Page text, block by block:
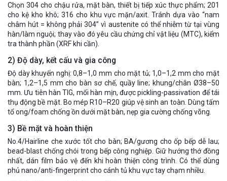
Chọn 304 cho chậu rửa, mặt bàn, thiết bị tiếp xúc thực phẩm; 201
cho kệ kho khô; 316 cho khu vực mặn/axit. Tránh dựa vào “nam
châm hút = không phải 304” vì austenite có thể nhiễm từ tại vùng
hàn/làm nguội; thay vào đó yêu cầu chứng chỉ vật liệu (MTC), kiểm
tra thành phần (XRF khi cần).
2) Độ dày, kết cấu và gia công
Độ dày khuyến nghị: 0,8–1,0 mm cho mặt tủ; 1,0–1,2 mm cho mặt
bàn; 1,2–1,5 mm cho bàn sơ chế, quầy line; khung/chân Ø38–50
mm. Ưu tiên hàn TIG, mối hàn mịn, được pickling-passivation để tái
thụ động bề mặt. Bo mép R10–R20 giúp vệ sinh an toàn. Dùng tấm
tổ ong/foam chống ồn dưới mặt bàn, nẹp gia cường chống võng.
3) Bề mặt và hoàn thiện
No.4/Hairline che xước tốt cho bàn; BA/gương cho ốp bếp dễ lau;
bead-blast chống chói trong bếp công nghiệp. Giữ hướng thớ đồng
nhất, dán film bảo vệ đến khi hoàn thiện công trình. Có thể dùng
phủ nano/anti-fingerprint cho cánh tủ khu vực tay chạm nhiều.